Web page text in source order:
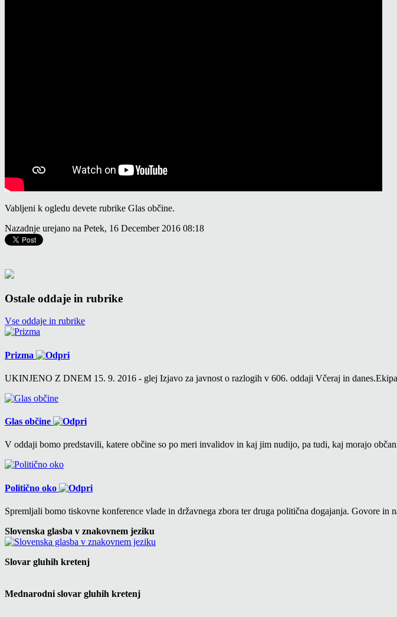
Vabljeni k ogledu devete rubrike Glas občine.
Nazadnje urejano na Petek, 16 December 2016 08:18
Ostale oddaje in rubrike
Vse oddaje in rubrike
Prizma
UKINJENO Z DNEM 15. 9. 2016 - glej Izjavo za javnost o razlogih v 606. oddaji Včeraj in
Glas občine
V oddaji bomo predstavili, katere občine so po meri invalidov in kaj jim nudijo, pa tudi, kaj morajo
Politično oko
Spremljali bomo tiskovne konference vlade in državnega zbora ter druga politična dogajanja. Govore in
Slovenska glasba v znakovnem jeziku
Slovar gluhih kretenj
Mednarodni slovar gluhih kretenj